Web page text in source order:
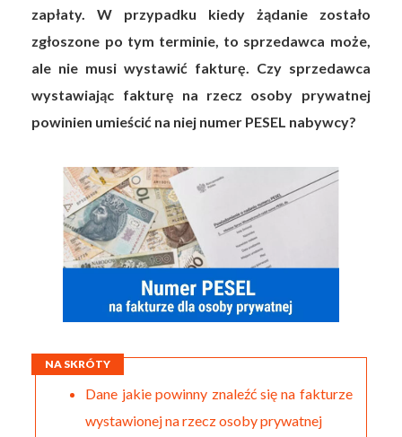
zapłaty. W przypadku kiedy żądanie zostało
zgłoszone po tym terminie, to sprzedawca może,
ale nie musi wystawić fakturę. Czy sprzedawca
wystawiając fakturę na rzecz osoby prywatnej
powinien umieścić na niej numer PESEL nabywcy?
NA SKRÓTY
Dane jakie powinny znaleźć się na fakturze
wystawionej na rzecz osoby prywatnej